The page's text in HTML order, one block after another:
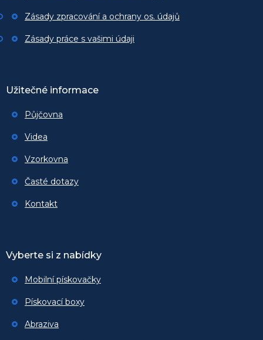
Zásady zpracování a ochrany os. údajů
Zásady práce s vašimi údaji
Užitečné informace
Půjčovna
Videa
Vzorkovna
Časté dotazy
Kontakt
Vyberte si z nabídky
Mobilní pískovačky
Pískovací boxy
Abraziva